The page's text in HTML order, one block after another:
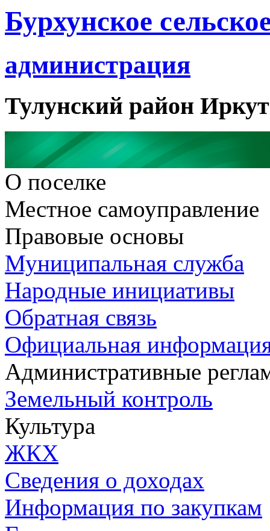
Бурхунское
администрация
Тулунский район
О поселке
Местное самоуправление
Правовые основы
Муниципальная служба
Народные инициативы
Обратная связь
Официальная
Административные
Земельный контроль
Культура
ЖКХ
Сведения о доходах
Информация по закупкам